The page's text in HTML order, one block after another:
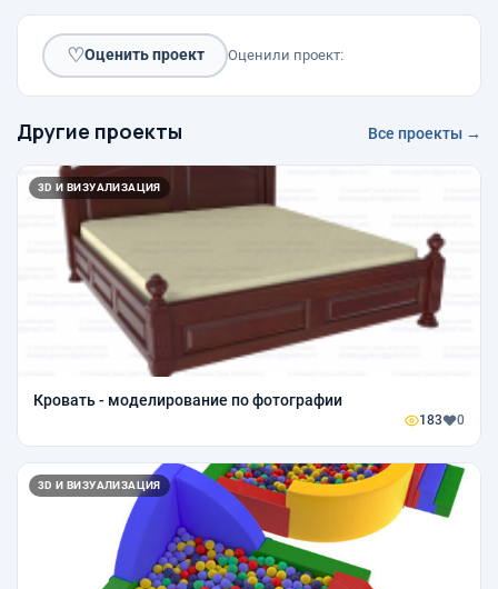
♡Оценить проект Оценили проект:
Другие проекты Все проекты →
3D И ВИЗУАЛИЗАЦИЯ
Кровать - моделирование по фотографии
183 0
3D И ВИЗУАЛИЗАЦИЯ